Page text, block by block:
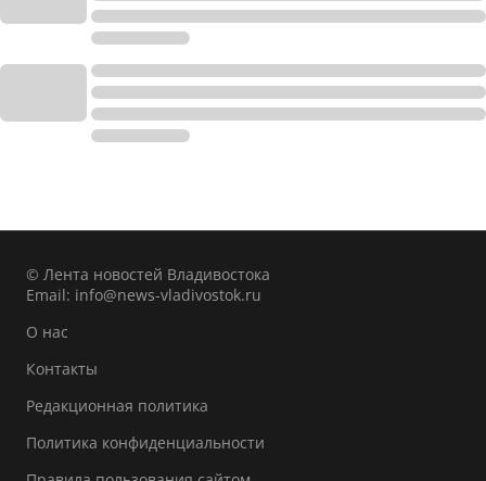
© Лента новостей Владивостока
Email: info@news-vladivostok.ru
О нас
Контакты
Редакционная политика
Политика конфиденциальности